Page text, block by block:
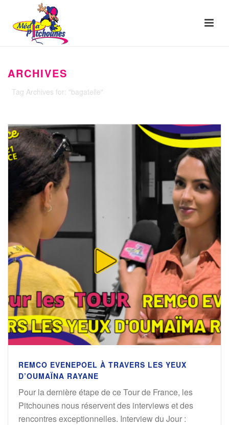
ARCHIVES
Tag Archives for: "bagatelle"
REMCO EVENEPOEL À TRAVERS LES YEUX
D’OUMAÏNA RAYANE
Pour la dernière étape de ce Tour de France, les
Pitchounes nous réservent des interviews et des
rencontres exceptionnelles. Interview du Jour :